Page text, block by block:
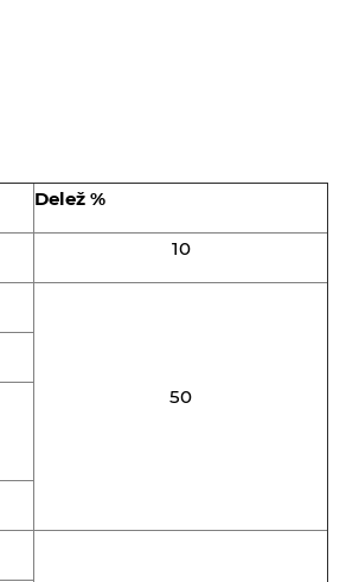
Delež %
10
50